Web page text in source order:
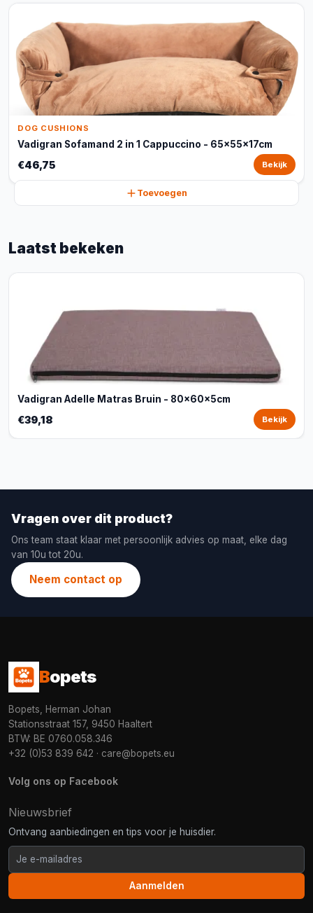
DOG CUSHIONS
Vadigran Sofamand 2 in 1 Cappuccino - 65x55x17cm
€46,75 Bekijk
Toevoegen
Laatst bekeken
Vadigran Adelle Matras Bruin - 80x60x5cm
€39,18 Bekijk
Vragen over dit product?
Ons team staat klaar met persoonlijk advies op maat, elke dag
van 10u tot 20u.
Neem contact op
Bopets
Bopets, Herman Johan
Stationsstraat 157, 9450 Haaltert
BTW: BE 0760.058.346
+32 (0)53 839 642 · care@bopets.eu
Volg ons op Facebook
Nieuwsbrief
Ontvang aanbiedingen en tips voor je huisdier.
Aanmelden